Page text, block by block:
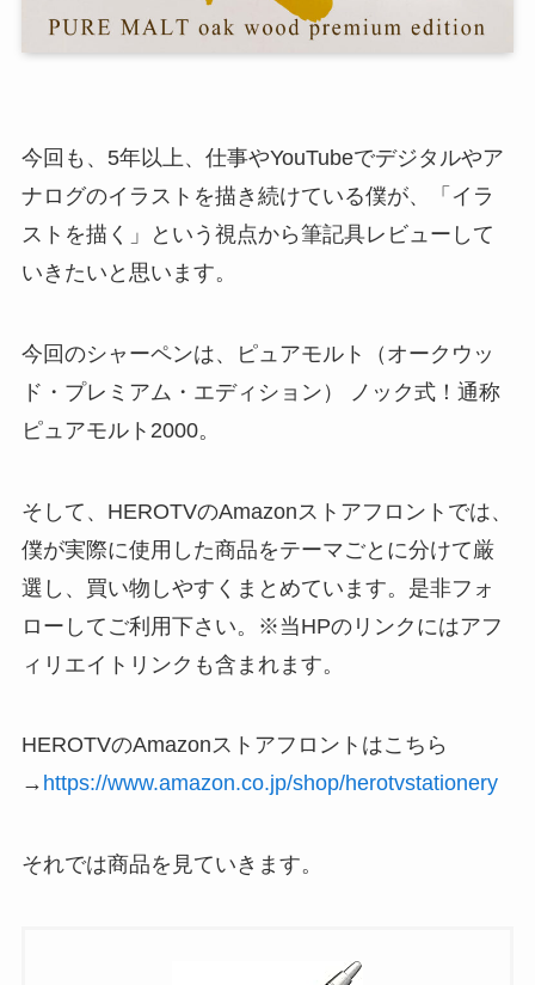
今回も、5年以上、仕事やYouTubeでデジタルやア
ナログのイラストを描き続けている僕が、「イラ
ストを描く」という視点から筆記具レビューして
いきたいと思います。
今回のシャーペンは、ピュアモルト（オークウッ
ド・プレミアム・エディション） ノック式！通称
ピュアモルト2000。
そして、HEROTVのAmazonストアフロントでは、
僕が実際に使用した商品をテーマごとに分けて厳
選し、買い物しやすくまとめています。是非フォ
ローしてご利用下さい。※当HPのリンクにはアフ
ィリエイトリンクも含まれます。
HEROTVのAmazonストアフロントはこちら
→ https://www.amazon.co.jp/shop/herotvstationery
それでは商品を見ていきます。